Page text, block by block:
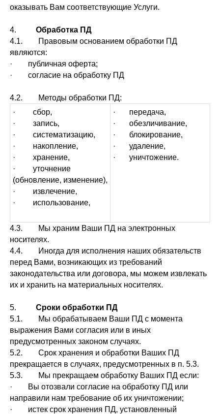
оказывать Вам соответствующие Услуги.
4. Обработка ПД
4.1. Правовым основанием обработки ПД
являются:
· публичная оферта;
· согласие на обработку ПД
4.2. Методы обработки ПД:
· сбор,
· запись,
· систематизацию,
· накопление,
· хранение,
· уточнение
(обновление, изменение),
· извлечение,
· использование,
· передача,
· обезличивание,
· блокирование,
· удаление,
· уничтожение.
4.3. Мы храним Ваши ПД на электронных
носителях.
4.4. Иногда для исполнения наших обязательств
перед Вами, возникающих из требований
законодательства или договора, мы можем извлекать
их и хранить на материальных носителях.
5. Сроки обработки ПД
5.1. Мы обрабатываем Ваши ПД с момента
выражения Вами согласия или в иных
предусмотренных законом случаях.
5.2. Срок хранения и обработки Ваших ПД
прекращается в случаях, предусмотренных в п. 5.3.
5.3. Мы прекращаем обработку Ваших ПД если:
· Вы отозвали согласие на обработку ПД или
направили нам требование об их уничтожении;
· истек срок хранения ПД, установленный